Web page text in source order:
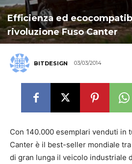
Efficienza ed
rivoluzione Fuso Canter
BITDESIGN 03/03/2014
Con 140.000 esemplari venduti in
Canter è il best-seller mondiale
di gran lunga il veicolo industriale